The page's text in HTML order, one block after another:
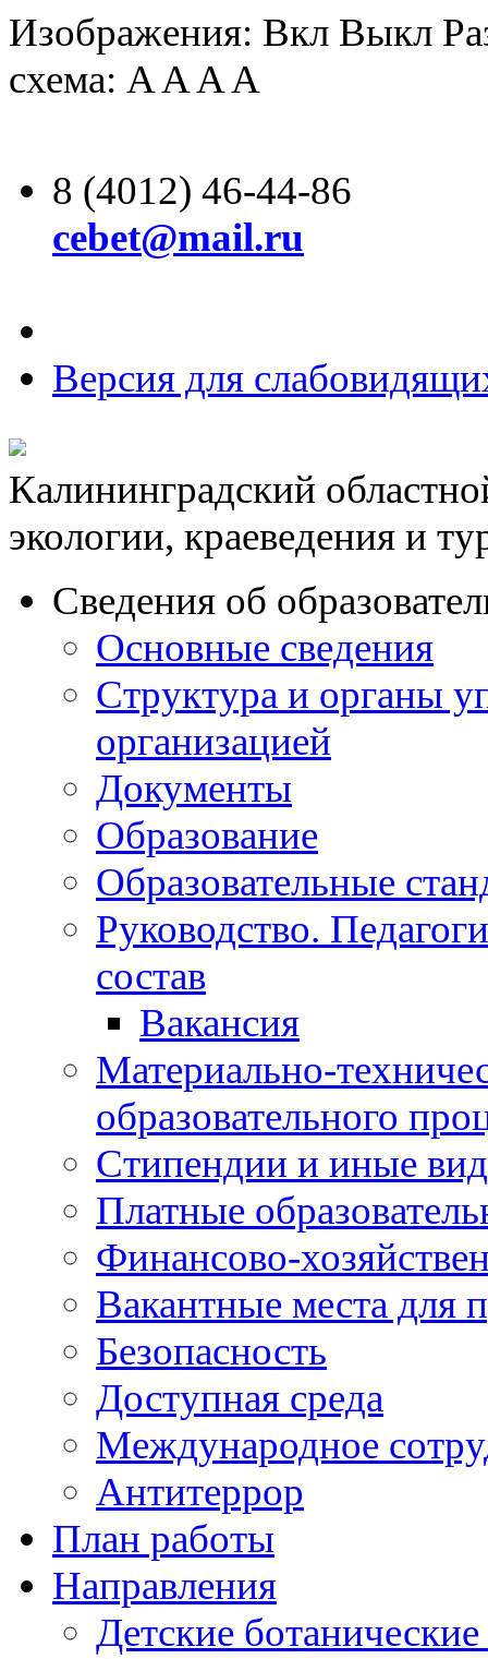
Изображения: Вкл Выкл
схема: AAAA
8 (4012) 46-44-86
cebet@mail.ru
Версия для
Калининградский
экологии, краеведения и
Сведения об
Основные сведения
Структура и органы
организацией
Документы
Образование
Образовательные
Руководство.
состав
Вакансия
Материально-
образовательного
Стипендии и иные
Платные
Финансово-
Вакантные места для
Безопасность
Доступная среда
Международное
Антитеррор
План работы
Направления
Детские